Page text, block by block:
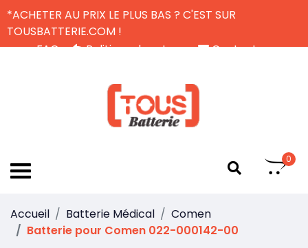
*ACHETER AU PRIX LE PLUS BAS ? C'EST SUR
TOUSBATTERIE.COM !
FAQ
Politique de retour
Contactez-nous
0
Accueil Batterie Médical
Comen
Batterie pour Comen 022-000142-00